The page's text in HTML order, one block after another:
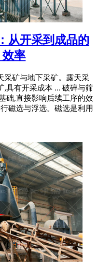
从开采到成品的
效率
采矿与地下采矿。露天采
,具有开采成本 ... 破碎与筛
础,直接影响后续工序的效
磁选与浮选。磁选是利用